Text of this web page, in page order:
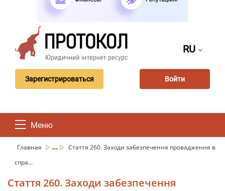
RU
Зарегистрироваться Войти
Меню
Главная ...
Стаття 260. Заходи забезпечення провадження в
спра...
Стаття 260. Заходи забезпечення